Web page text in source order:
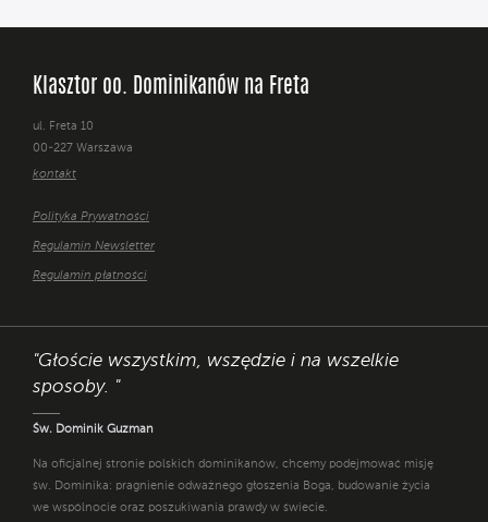
Klasztor oo. Dominikanów na Freta
ul. Freta 10
00-227 Warszawa
kontakt
Polityka Prywatności
Regulamin Newsletter
Regulamin płatności
"Głoście wszystkim, wszędzie i na wszelkie
sposoby. "
Św. Dominik Guzman
Na oficjalnej stronie polskich dominikanów, chcemy podejmować misję
św. Dominika: pragnienie odważnego głoszenia Boga, budowanie życia
we wspólnocie oraz poszukiwania prawdy w świecie.